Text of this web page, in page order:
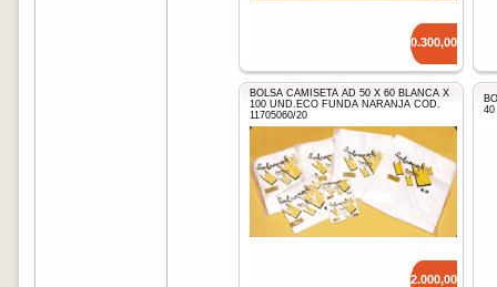
10.300,00
BOLSA CAMISETA AD 50 X 60 BLANCA X
100 UND.ECO FUNDA NARANJA COD.
11705060/20
12.000,00
40